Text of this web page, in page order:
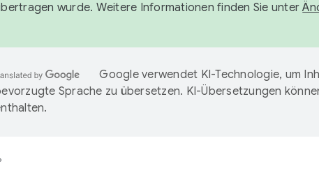
wurde. Weitere Informationen finden Sie unter
Google verwendet KI-Technologie, um
Sprache zu übersetzen. KI-Übersetzungen